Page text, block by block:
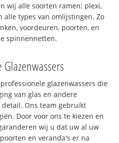
wij alle soorten ramen: plexi,
alle types van omlijstingen. Zo
voordeuren, poorten, en
spinnennetten.
glazenwassers die
van glas en andere
detail. Ons team gebruikt
Door voor ons te kiezen en
wij u dat uw al uw
en veranda's er na